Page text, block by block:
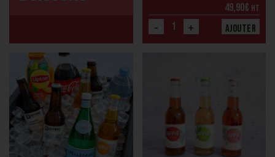
49,90€ HT
- + Ajouter